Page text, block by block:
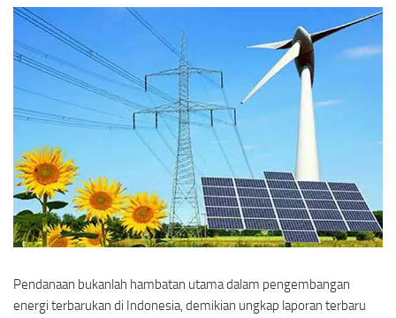
Pendanaan bukanlah hambatan utama dalam pengembangan
energi terbarukan di Indonesia, demikian ungkap laporan terbaru